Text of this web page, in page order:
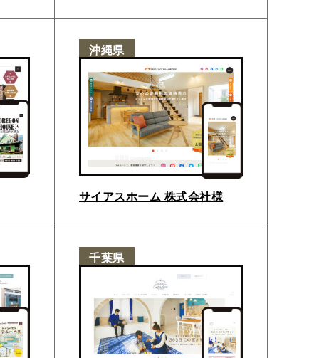
沖縄県
サイアスホーム 株式会社様
千葉県